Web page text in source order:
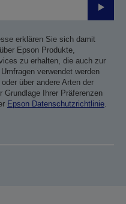
erklären Sie sich damit
Epson Produkte,
zu erhalten, die auch zur
verwendet werden
über andere Arten der
Ihrer Präferenzen
Epson Datenschutzrichtlinie